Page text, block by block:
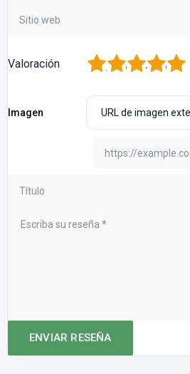
Valoración 5
4
3
2
Imagen